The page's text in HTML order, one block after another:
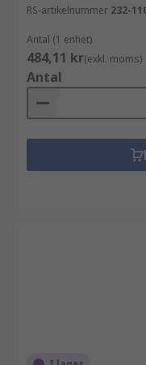
RS-artikelnummer 232-
Antal (1 enhet)
484,11 kr(exkl. moms)
Antal